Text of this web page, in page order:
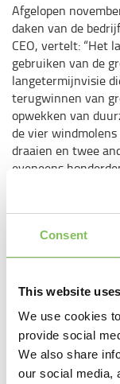
Consent
This website
We use cookies
provide social
We also share
our social media,
Afgelopen
daken van de
CEO, vertelt: “Het
gebruiken van de
langetermijnvisie
terugwinnen van
opwekken van
de vier
draaien en twee
eveneens
Mogelijk worden
genomen om
we kansen zien,
van de
Deel dit